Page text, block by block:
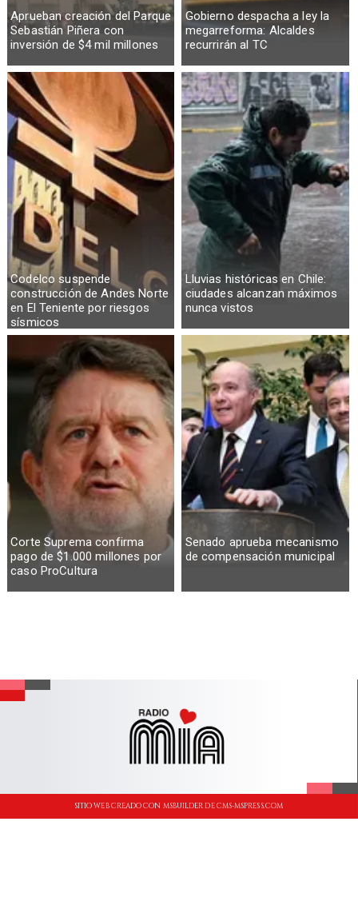
Aprueban creación del Parque
Sebastián Piñera con
inversión de $4 mil millones
Gobierno despacha a ley la
megarreforma: Alcaldes
recurrirán al TC
Codelco suspende
construcción de Andes Norte
en El Teniente por riesgos
sísmicos
Lluvias históricas en Chile:
ciudades alcanzan máximos
nunca vistos
Corte Suprema confirma
pago de $1.000 millones por
caso ProCultura
Senado aprueba mecanismo
de compensación municipal
SITIO WEB CREADO CON MSBUILDER DE CMS-MSPRESS.COM